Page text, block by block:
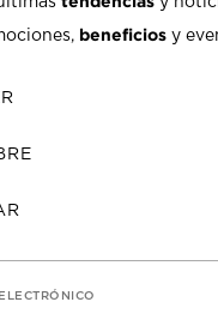
beneficios y